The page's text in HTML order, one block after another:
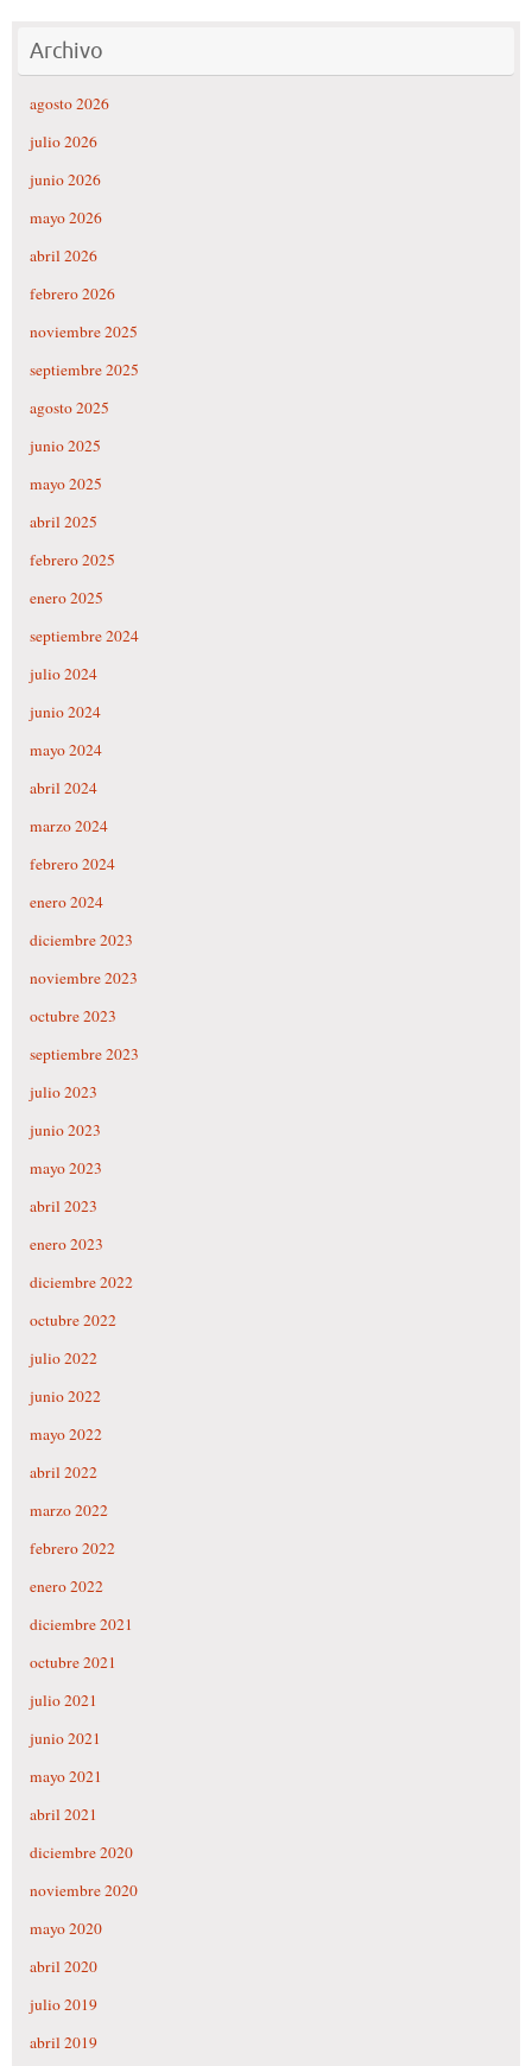
Archivo
agosto 2026
julio 2026
junio 2026
mayo 2026
abril 2026
febrero 2026
noviembre 2025
septiembre 2025
agosto 2025
junio 2025
mayo 2025
abril 2025
febrero 2025
enero 2025
septiembre 2024
julio 2024
junio 2024
mayo 2024
abril 2024
marzo 2024
febrero 2024
enero 2024
diciembre 2023
noviembre 2023
octubre 2023
septiembre 2023
julio 2023
junio 2023
mayo 2023
abril 2023
enero 2023
diciembre 2022
octubre 2022
julio 2022
junio 2022
mayo 2022
abril 2022
marzo 2022
febrero 2022
enero 2022
diciembre 2021
octubre 2021
julio 2021
junio 2021
mayo 2021
abril 2021
diciembre 2020
noviembre 2020
mayo 2020
abril 2020
julio 2019
abril 2019